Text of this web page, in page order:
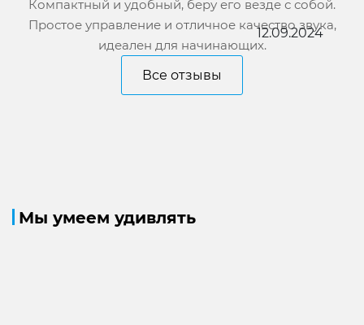
Компактный и удобный, беру его везде с собой.
Простое управление и отличное качество звука,
идеален для начинающих.
12.09.2024
Все отзывы
Мы умеем удивлять